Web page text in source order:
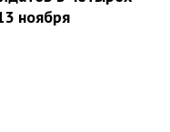
ноября